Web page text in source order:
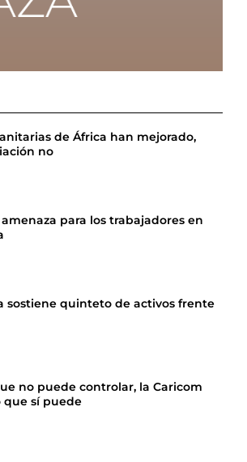
de África han mejorado,
no
para los trabajadores en
sostiene quinteto de activos frente
no puede controlar, la Caricom
que sí puede